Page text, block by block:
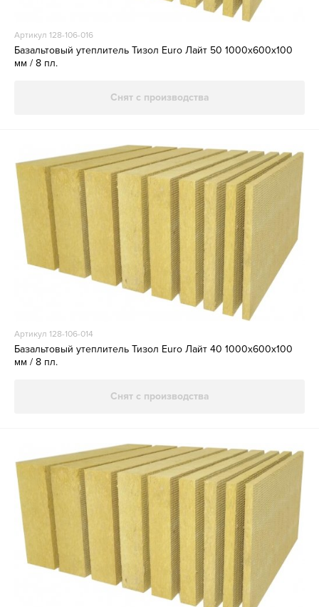
Артикул 128-106-016
Базальтовый утеплитель Тизол Euro Лайт 50 1000х600х100
мм / 8 пл.
Снят с производства
Артикул 128-106-014
Базальтовый утеплитель Тизол Euro Лайт 40 1000х600х100
мм / 8 пл.
Снят с производства